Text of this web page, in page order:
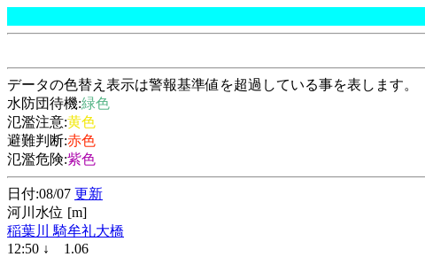
データの色替え表示は警報基準値を超過している事を表します。
水防団待機:緑色
氾濫注意:黄色
避難判断:赤色
氾濫危険:紫色
日付:08/07 更新
河川水位 [m]
稲葉川 騎牟礼大橋
12:50 ↓ 1.06